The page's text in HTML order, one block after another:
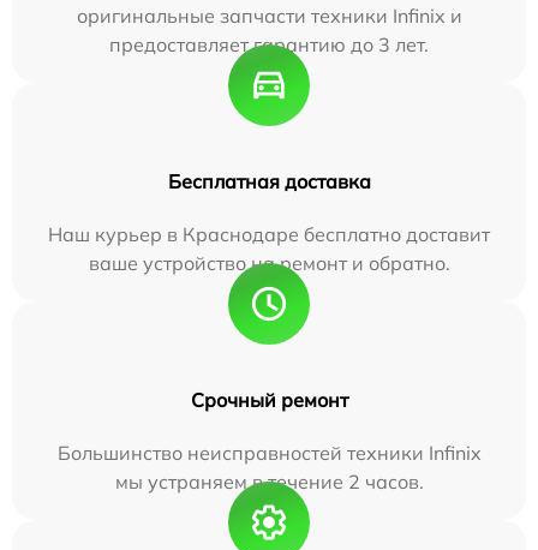
оригинальные запчасти техники Infinix и
предоставляет гарантию до 3 лет.
Бесплатная доставка
Наш курьер в Краснодаре бесплатно доставит
ваше устройство на ремонт и обратно.
Срочный ремонт
Большинство неисправностей техники Infinix
мы устраняем в течение 2 часов.